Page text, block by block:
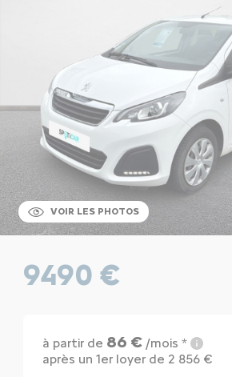
VOIR LES PHOTOS
9490 €
à partir de 86 €/mois *
après un 1er loyer de 2 856 €